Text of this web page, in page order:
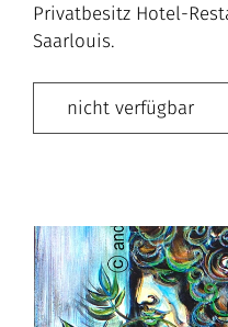
Privatbesitz Hotel-
Saarlouis.
nicht verfügbar